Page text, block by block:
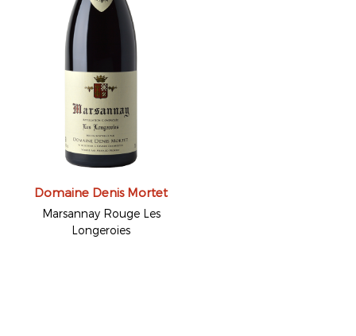
Domaine Denis Mortet
Marsannay Rouge Les
Longeroies